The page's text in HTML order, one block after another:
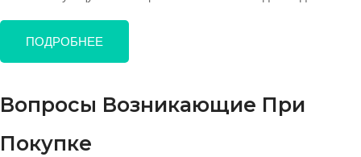
ПОДРОБНЕЕ
Вопросы Возникающие При
Покупке